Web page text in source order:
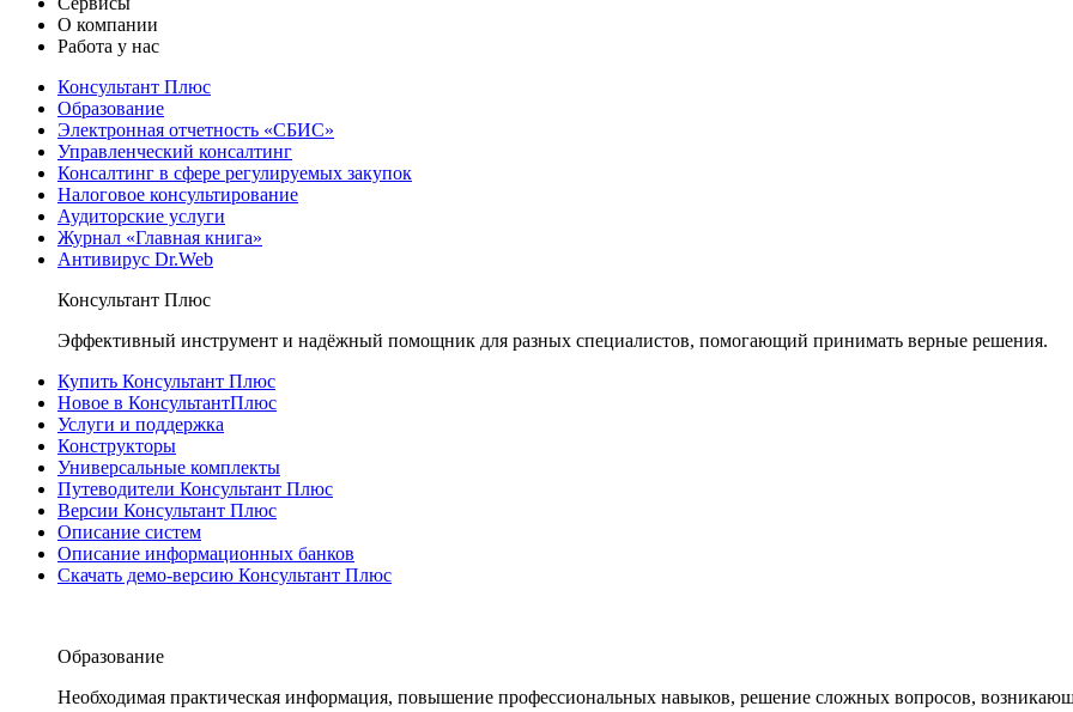
О компании
Работа у нас
Консультант Плюс
Образование
Электронная отчетность «СБИС»
Управленческий консалтинг
Консалтинг в сфере регулируемых закупок
Налоговое консультирование
Аудиторские услуги
Журнал «Главная книга»
Антивирус Dr.Web
Консультант Плюс
Эффективный инструмент и надёжный помощник для разных специалистов, помогающий принимать верные решения.
Купить Консультант Плюс
Новое в КонсультантПлюс
Услуги и поддержка
Конструкторы
Универсальные комплекты
Путеводители Консультант Плюс
Версии Консультант Плюс
Описание систем
Описание информационных банков
Скачать демо-версию Консультант Плюс
Образование
Необходимая практическая информация, повышение профессиональных навыков, решение сложных вопросов,